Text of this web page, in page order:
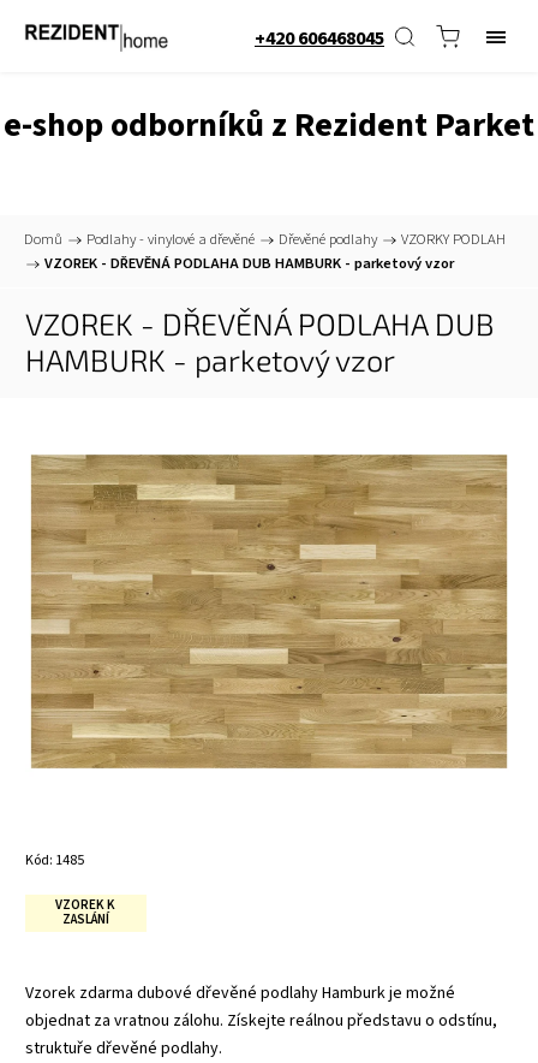
+420 606468045
e-shop odborníků z Rezident Parket
Domů / Podlahy - vinylové a dřevěné / Dřevěné podlahy /
VZORKY PODLAH
/
VZOREK - DŘEVĚNÁ PODLAHA DUB HAMBURK - parketový vzor
VZOREK - DŘEVĚNÁ PODLAHA DUB
HAMBURK - parketový vzor
Kód: 1485
VZOREK K
ZASLÁNÍ
Vzorek zdarma dubové dřevěné podlahy Hamburk je možné
objednat za vratnou zálohu. Získejte reálnou představu o odstínu,
struktuře dřevěné podlahy.